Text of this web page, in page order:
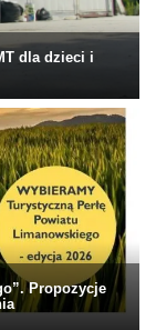
dla dzieci i
Propozycje